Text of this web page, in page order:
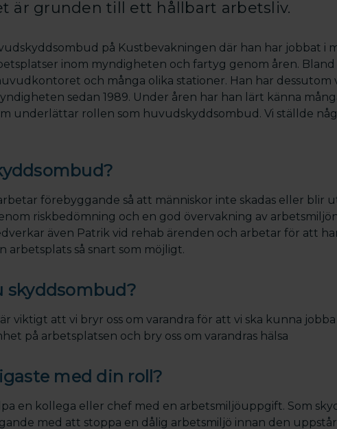
är grunden till ett hållbart arbetsliv.
på Kustbevakningen där han har jobbat i
inom myndigheten och fartyg genom åren.
och många olika stationer. Han har dessutom
sedan 1989. Under åren har han lärt känna
underlättar rollen som huvudskyddsombud. Vi ställde
förebyggande så att människor inte skadas eller blir
riskbedömning och en god övervakning av
även Patrik vid rehab ärenden och arbetar för att
arbetsplats så snart som möjligt.
skyddsombud?
viktigt att vi bryr oss om varandra för att vi ska kunna jobba
på arbetsplatsen och bry oss om varandras hälsa
med din roll?
en kollega eller chef med en arbetsmiljöuppgift. Som
med att stoppa en dålig arbetsmiljö innan den